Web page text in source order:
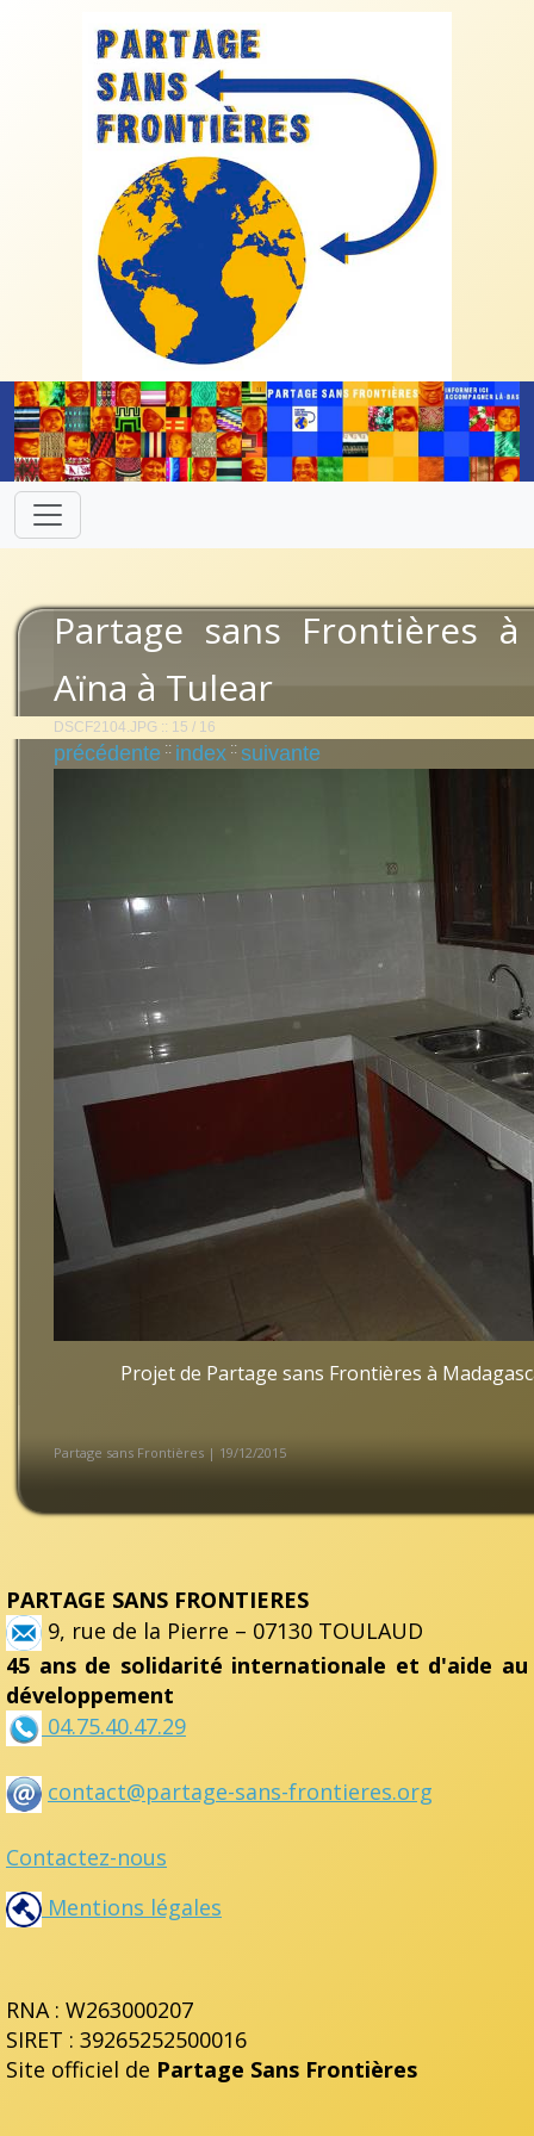
Partage sans Frontières à
Aïna à Tulear
DSCF2104.JPG :: 15 / 16
précédente :: index :: suivante
Projet de Partage sans Frontières à
Partage sans Frontières | 19/12/2015
PARTAGE SANS FRONTIERES
9, rue de la Pierre – 07130 TOULAUD
45 ans de solidarité internationale et d'aide au
développement
04.75.40.47.29
contact@partage-sans-frontieres.org
Contactez-nous
Mentions légales
RNA : W263000207
SIRET : 39265252500016
Site officiel de Partage Sans Frontières